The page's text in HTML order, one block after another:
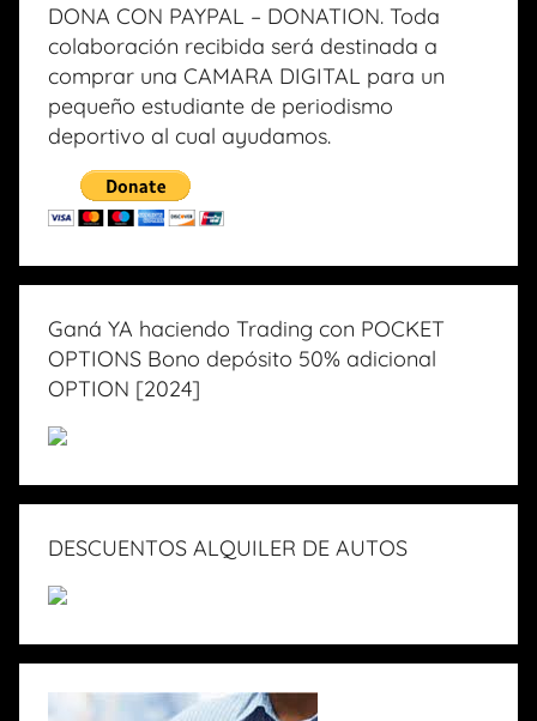
DONA CON PAYPAL – DONATION. Toda
colaboración recibida será destinada a
comprar una CAMARA DIGITAL para un
pequeño estudiante de periodismo
deportivo al cual ayudamos.
Ganá YA haciendo Trading con POCKET
OPTIONS Bono depósito 50% adicional
OPTION [2024]
DESCUENTOS ALQUILER DE AUTOS